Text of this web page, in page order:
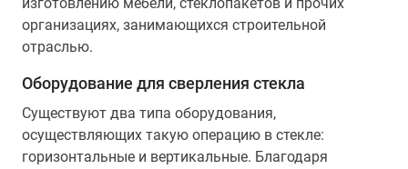
организациях, занимающихся строительной
отраслью.
Оборудование для сверления стекла
Существуют два типа оборудования,
осуществляющих такую операцию в стекле:
горизонтальные и вертикальные. Благодаря